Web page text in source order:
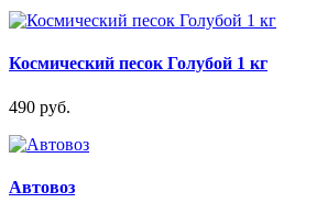
Космический песок Голубой 1 кг
490 руб.
Автовоз